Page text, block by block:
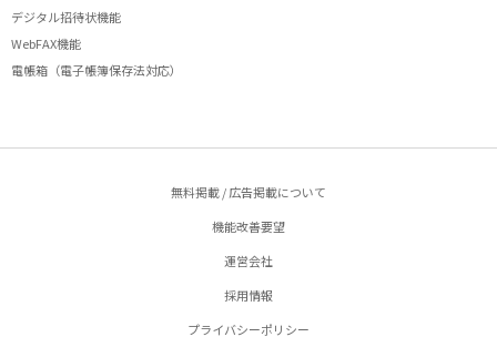
デジタル招待状機能
WebFAX機能
電帳箱（電子帳簿保存法対応）
無料掲載 / 広告掲載について
機能改善要望
運営会社
採用情報
プライバシーポリシー